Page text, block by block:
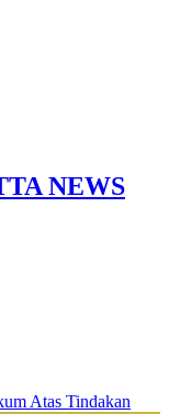
NEWS